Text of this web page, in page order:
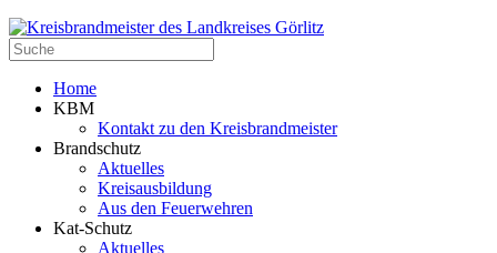
Home
KBM
Kontakt zu den Kreisbrandmeister
Brandschutz
Aktuelles
Kreisausbildung
Aus den Feuerwehren
Kat-Schutz
Aktuelles